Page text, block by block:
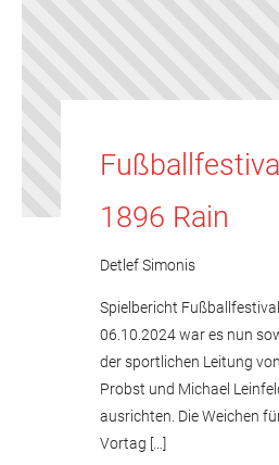
1896 Rain
Detlef Simonis
Spielbericht
06.10.2024 war es nun
der sportlichen Leitung
Probst und Michael
ausrichten. Die Weichen
Vortag […]